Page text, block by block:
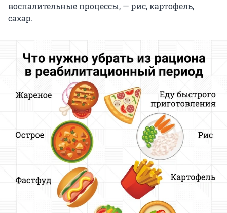
воспалительные процессы, — рис, картофель,
сахар.